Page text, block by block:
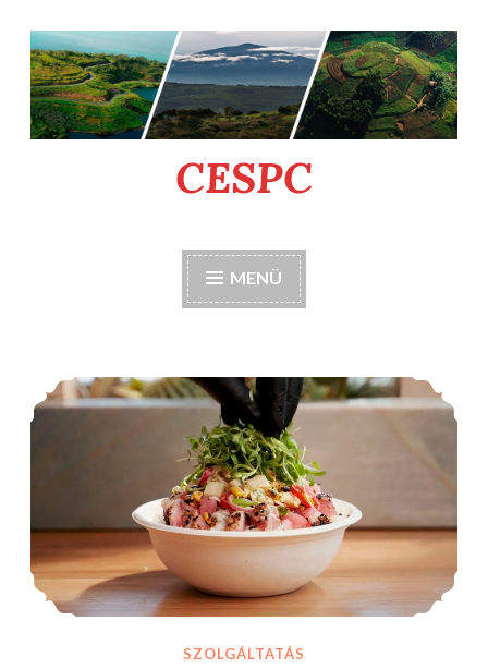
Tartalomhoz
CESPC
MENÜ
A poke bowl megjelenése a rendezvényre
SZOLGÁLTATÁS